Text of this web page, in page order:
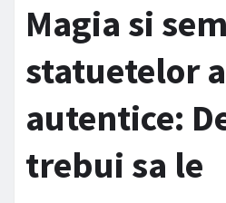
Magia si
statuetelor
autentice:
trebui sa le